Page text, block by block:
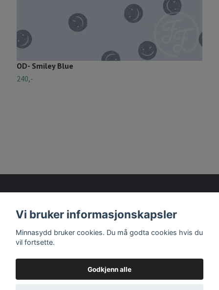
OD- Smiley Blue
240,-
Vi bruker informasjonskapsler
Minnasydd bruker cookies. Du må godta cookies hvis du
vil fortsette.
Godkjenn alle